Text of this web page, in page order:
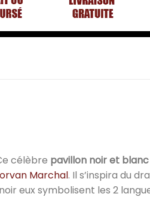
célèbre pavillon noir et blanc
Marchal. Il s’inspira du
eux symbolisent les 2